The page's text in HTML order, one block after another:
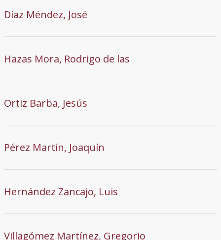
Díaz Méndez, José
Hazas Mora, Rodrigo de las
Ortiz Barba, Jesús
Pérez Martín, Joaquín
Hernández Zancajo, Luis
Villagómez Martínez, Gregorio